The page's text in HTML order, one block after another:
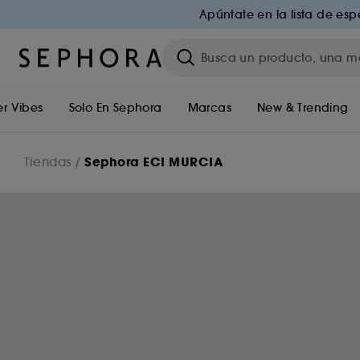
Apúntate en la lista de
Vibes Solo En Sephora Marcas New & Trending
Tiendas Sephora ECI MURCIA